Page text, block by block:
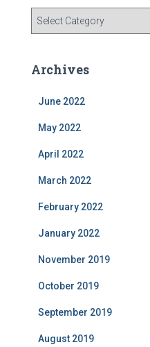
gArchives
June 2022
May 2022
April 2022
March 2022
February 2022
January 2022
November 2019
October 2019
September 2019
August 2019